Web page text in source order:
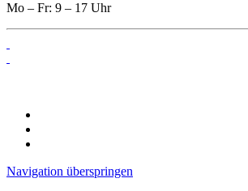
Mo – Fr: 9 – 17 Uhr
Navigation überspringen